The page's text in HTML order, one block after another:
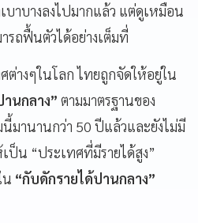
บาบางลงไปมากแล้ว แต่ดูเหมือน
รถฟื้นตัวได้อย่างเต็มที่
ต่างๆในโลก ไทยถูกจัดให้อยู่ใน
นกลาง” ตามมาตรฐานของ
มานานกว่า 50 ปีแล้วและยังไม่มี
ป็น “ประเทศที่มีรายได้สูง”
น “กับดักรายได้ปานกลาง”